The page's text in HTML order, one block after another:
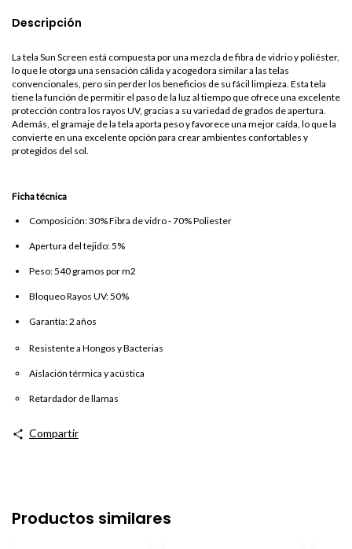
Descripción
La tela Sun Screen está compuesta por una mezcla de fibra de vidrio y poliéster,
lo que le otorga una sensación cálida y acogedora similar a las telas
convencionales, pero sin perder los beneficios de su fácil limpieza. Esta tela
tiene la función de permitir el paso de la luz al tiempo que ofrece una excelente
protección contra los rayos UV, gracias a su variedad de grados de apertura.
Además, el gramaje de la tela aporta peso y favorece una mejor caída, lo que la
convierte en una excelente opción para crear ambientes confortables y
protegidos del sol.
Ficha técnica
Composición: 30% Fibra de vidro - 70% Poliester
Apertura del tejido: 5%
Peso: 540 gramos por m2
Bloqueo Rayos UV: 50%
Garantía: 2 años
Resistente a Hongos y Bacterias
Aislación térmica y acústica
Retardador de llamas
Compartir
Productos similares